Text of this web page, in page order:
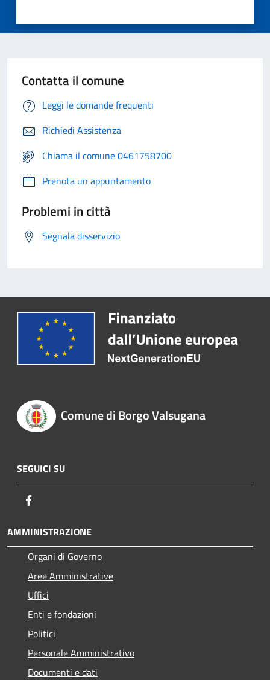
Contatta il comune
Leggi le domande frequenti
Richiedi Assistenza
Chiama il comune 0461758700
Prenota un appuntamento
Problemi in città
Segnala disservizio
Comune di Borgo Valsugana
SEGUICI SU
AMMINISTRAZIONE
Organi di Governo
Aree Amministrative
Uffici
Enti e fondazioni
Politici
Personale Amministrativo
Documenti e dati